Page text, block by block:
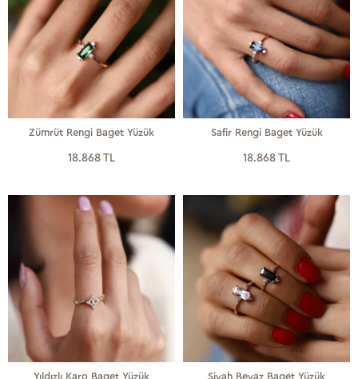
Zümrüt Rengi Baget Yüzük
18.868 TL
Safir Rengi Baget Yüzük
18.868 TL
Yıldızlı Karo Baget Yüzük Siyah Beyaz Baget Yüzük